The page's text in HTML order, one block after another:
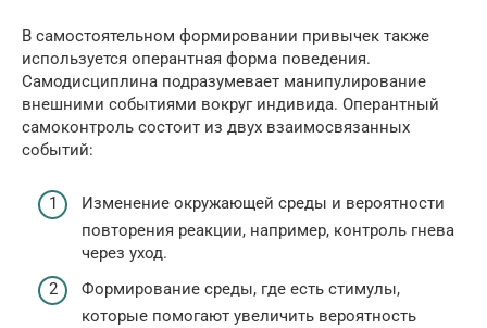
В самостоятельном формировании привычек также
используется оперантная форма поведения.
Самодисциплина подразумевает манипулирование
внешними событиями вокруг индивида. Оперантный
самоконтроль состоит из двух взаимосвязанных
событий:
Изменение окружающей среды и вероятности
повторения реакции, например, контроль гнева
через уход.
Формирование среды, где есть стимулы,
которые помогают увеличить вероятность